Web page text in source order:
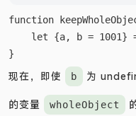
function
let {a, b = 1001}
现在，即使 b 为
的变量 wholeObject